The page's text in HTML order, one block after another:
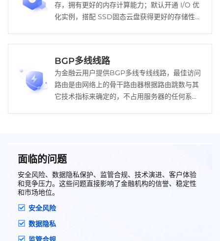
存，拥有更好的内存计算能力；默认开通 I/O 优
化实例，搭配 SSD固态云盘获得更好的存储性
BGP多线线路
为金融云用户提供BGP多线专线线路，最佳访问
路由是由网络上的骨干路由器根据路由跳数与其
它技术指标来确定的，不占用服务器的任何系统
面临的问题
安全风险、数据隐私保护、监管合规、技术演进、客户体验
和竞争压力。这些问题直接影响了金融机构的信誉、稳定性
和市场地位。
安全风险
数据隐私